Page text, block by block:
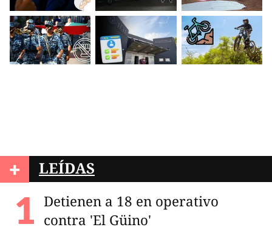
+ LEÍDAS
Detienen a 18 en operativo
contra 'El Güino'